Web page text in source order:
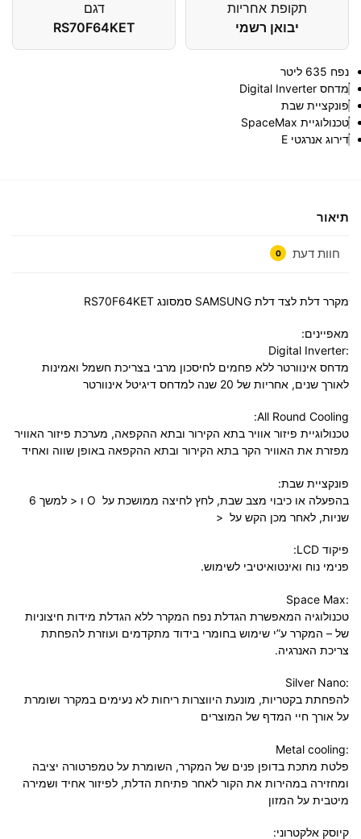
תקופת אחריות
יבואן רשמי
דגם
RS70F64KET⁩
נפח 635 ליטר
מדחס Digital Inverter
פונקציית שבת
טכנולוגיית SpaceMax‎
דירוג אנרגטי E
תיאור
חוות דעת 0
מקרר דלת לצד דלת SAMSUNG סמסונג RS70F64KET
מאפיינים:
:Digital Inverter
מדחס אינוורטר ללא פחמים לחיסכון מרבי בצריכת חשמל ואמינות
לאורך שנים, אחריות של 20 שנה למדחס דיגיטל אינוורטר
All Round Cooling:
טכנולוגיית פיזור אוויר בתא הקירור ובתא ההקפאה, מערכת פיזור האוויר
מפזרת את האוויר הקר בתא הקירור ובתא ההקפאה באופן שווה ואחיד
פונקציית שבת:
בהפעלה או כיבוי מצב שבת, לחץ לחיצה ממושכת על O ו < למשך 6
שניות, לאחר מכן הקש על <
פיקוד LCD:
פנימי נוח ואינטואיטיבי לשימוש.
:Space Max
טכנולוגיה המאפשרת הגדלת נפח המקרר ללא הגדלת מידות חיצוניות
של – המקרר ע”י שימוש בחומרי בידוד מתקדמים ועוזרת להפחתת
צריכת האנרגיה.
:Silver Nano
להפחתת בקטריות, מונעת היווצרות ריחות לא נעימים במקרר ושומרת
על אורך חיי המדף של המוצרים
:Metal cooling
פלטת מתכת בדופן פנים של המקרר, השומרת על טמפרטורה יציבה
ומחזירה במהירות את הקור לאחר פתיחת הדלת, לפיזור אחיד ושמירה
מיטבית על המזון
קיוסק אלקטרוני: